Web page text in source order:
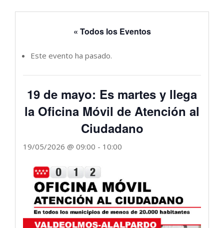
« Todos los Eventos
Este evento ha pasado.
19 de mayo: Es martes y llega
la Oficina Móvil de Atención al
Ciudadano
19/05/2026 @ 09:00 - 10:00